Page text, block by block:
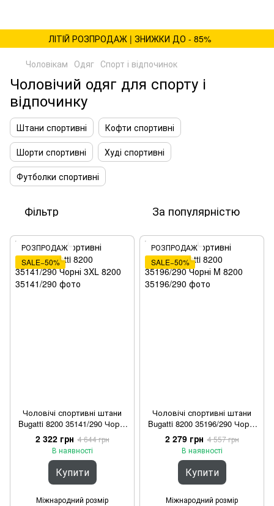
ЛІТІЙ РОЗПРОДАЖ | ЗНИЖКИ ДО - 85%
Чоловікам Одяг Спорт і відпочинок
Чоловічий одяг для спорту і
відпочинку
Штани спортивні
Кофти спортивні
Шорти спортивні
Худі спортивні
Футболки спортивні
Фільтр За популярністю
РОЗПРОДАЖ
SALE−50%
Чоловічі спортивні штани
Bugatti 8200 35141/290 Чорні
3XL
2 322 грн 4 644 грн
В наявності
Купити
Міжнародний розмір
РОЗПРОДАЖ
SALE−50%
Чоловічі спортивні штани
Bugatti 8200 35196/290 Чорні
M
2 279 грн 4 557 грн
В наявності
Купити
Міжнародний розмір